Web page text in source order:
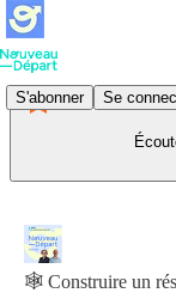
S'abonner Se
🕸️ Construire un